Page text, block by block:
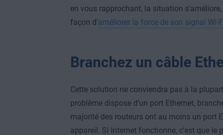
en vous rapprochant, la situation
façon d'améliorer la force de son signal Wi-
Branchez un câble
Cette solution ne conviendra pas à la
problème dispose d'un port Ethernet,
majorité des routeurs ont au moins un port
appareil. Si Internet fonctionne, c'est que le